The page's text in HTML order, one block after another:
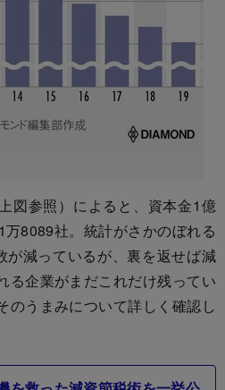
図参照）によると、資本金1億
8089社。統計がさかのぼれる
が減っているが、裏を返せば減
る企業がまだこれだけ残ってい
のうまみについて詳しく確認し